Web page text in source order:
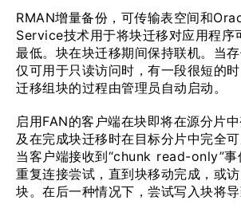
RMAN增量备份，可传输表空间和
Service技术用于将块迁移对应用程序
最低。块在块迁移期间保持联机。当
仅可用于只读访问时，有一段很短的时
迁移组块的过程由管理员自动启动。
启用FAN的客户端在块即将在源分片
及在完成块迁移时在目标分片中完全可
当客户端接收到“chunk read-only”事
重复连接尝试，直到块移动完成，或
块。在后一种情况下，尝试写入块将导